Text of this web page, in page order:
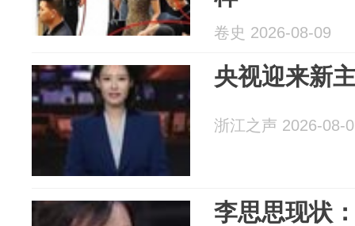
卷史 2026-08-09
央视迎来新
浙江之声 2026-08-
李思思现状